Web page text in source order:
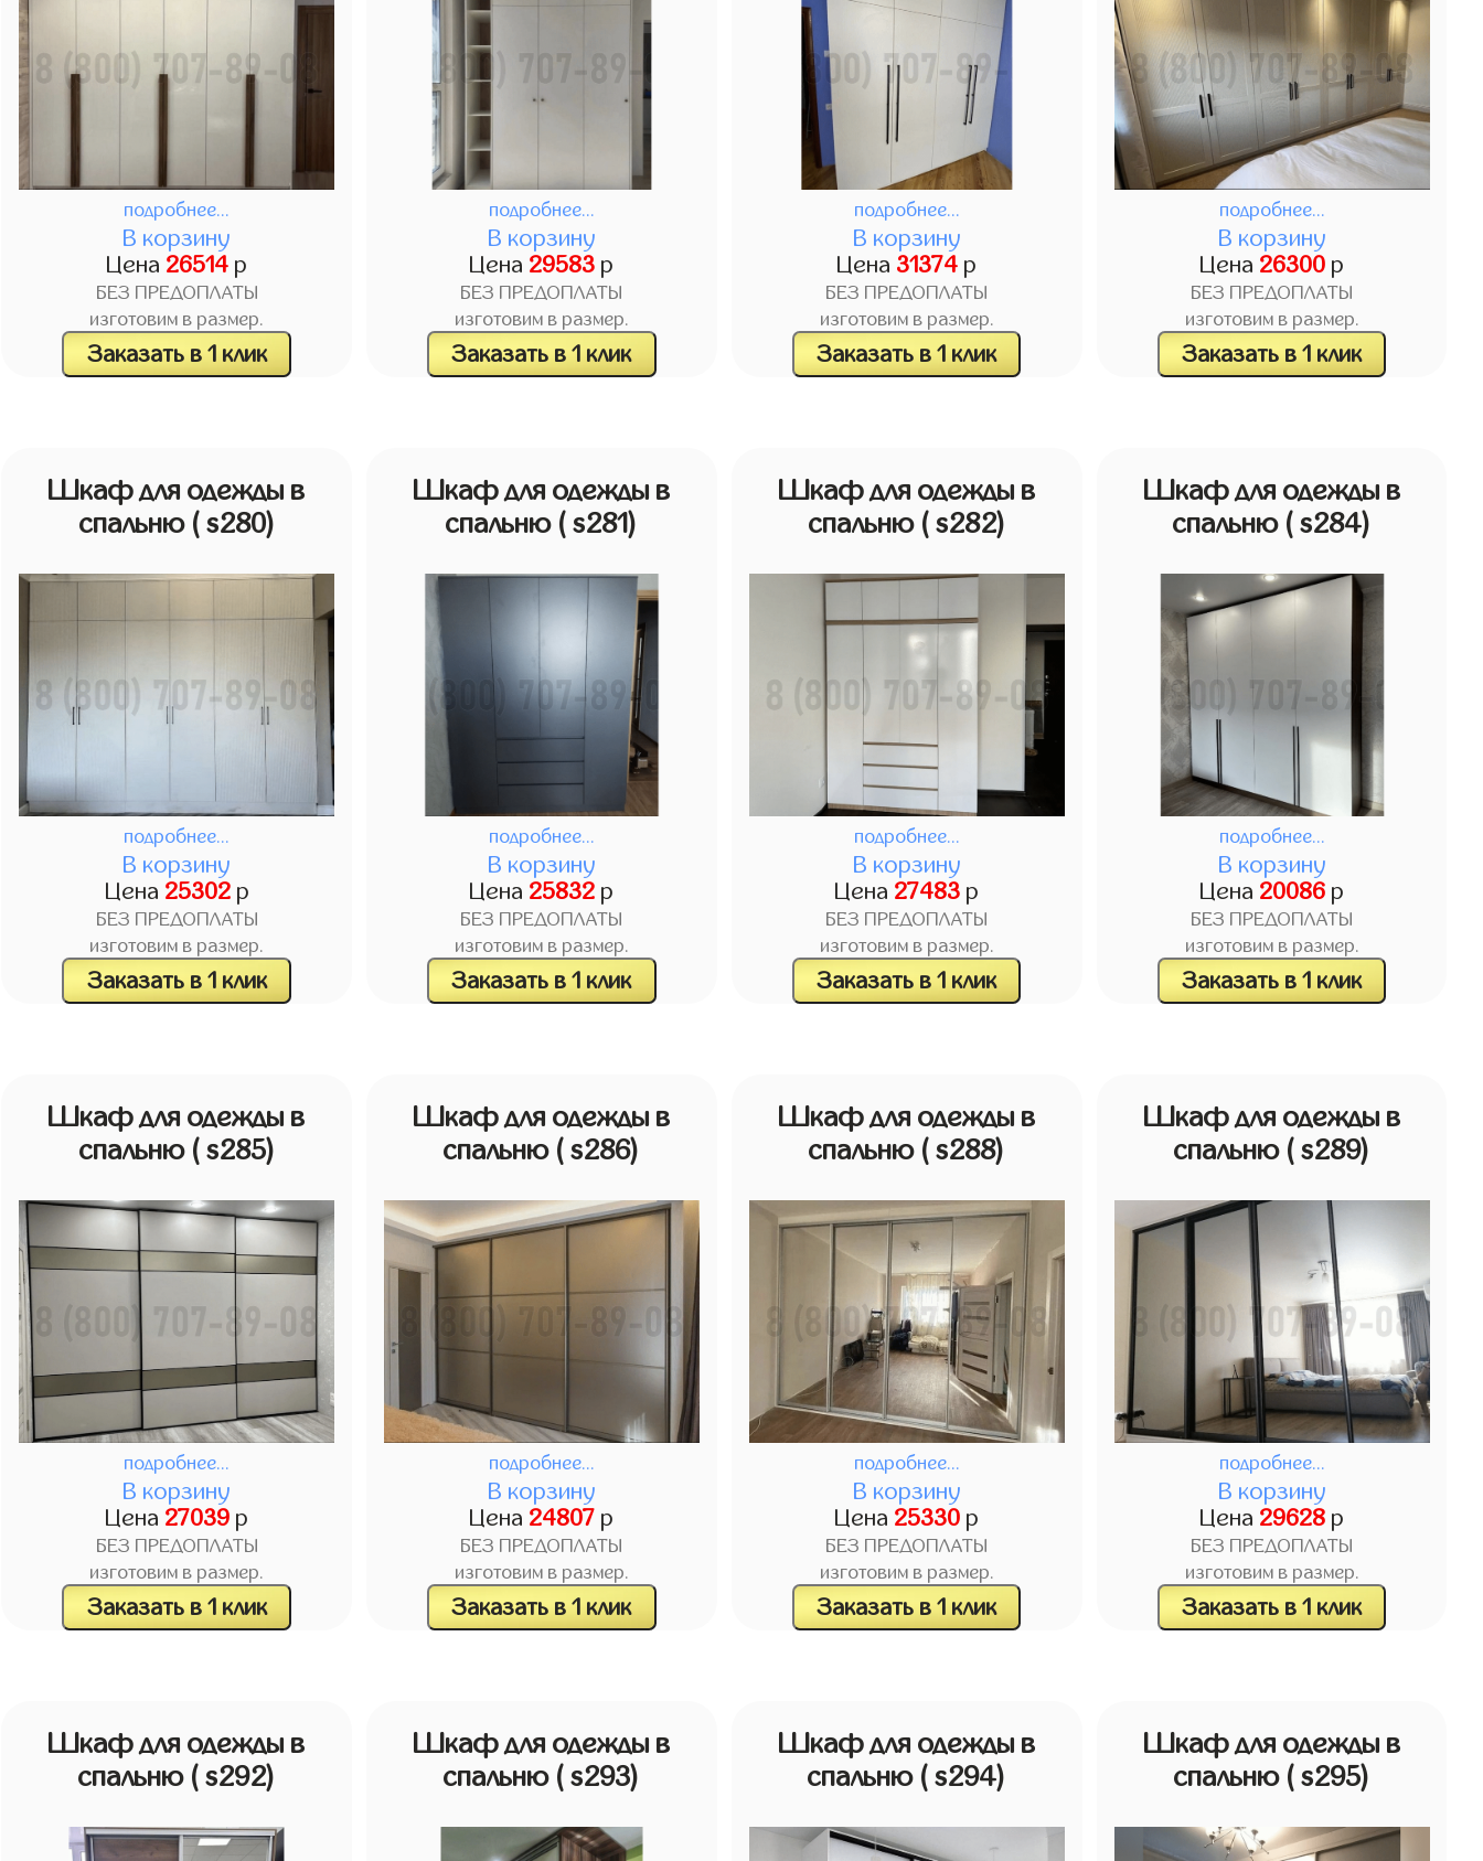
подробнее...
В корзину
Цена 26514 р
БЕЗ ПРЕДОПЛАТЫ
изготовим в размер.
Заказать в 1 клик
подробнее...
В корзину
Цена 29583 р
БЕЗ ПРЕДОПЛАТЫ
изготовим в размер.
Заказать в 1 клик
подробнее...
В корзину
Цена 31374 р
БЕЗ ПРЕДОПЛАТЫ
изготовим в размер.
Заказать в 1 клик
подробнее...
В корзину
Цена 26300 р
БЕЗ ПРЕДОПЛАТЫ
изготовим в размер.
Заказать в 1 клик
Шкаф для одежды в
спальню ( s280)
подробнее...
В корзину
Цена 25302р
БЕЗ ПРЕДОПЛАТЫ
изготовим в размер.
Заказать в 1 клик
Шкаф для одежды в
спальню ( s281)
подробнее...
В корзину
Цена 25832 р
БЕЗ ПРЕДОПЛАТЫ
изготовим в размер.
Заказать в 1 клик
Шкаф для одежды в
спальню ( s282)
подробнее...
В корзину
Цена 27483 р
БЕЗ ПРЕДОПЛАТЫ
изготовим в размер.
Заказать в 1 клик
Шкаф для одежды в
спальню ( s284)
подробнее...
В корзину
Цена 20086 р
БЕЗ ПРЕДОПЛАТЫ
изготовим в размер.
Заказать в 1 клик
Шкаф для одежды в
спальню ( s285)
подробнее...
В корзину
Цена 27039 р
БЕЗ ПРЕДОПЛАТЫ
изготовим в размер.
Заказать в 1 клик
Шкаф для одежды в
спальню ( s286)
подробнее...
В корзину
Цена 24807 р
БЕЗ ПРЕДОПЛАТЫ
изготовим в размер.
Заказать в 1 клик
Шкаф для одежды в
спальню ( s288)
подробнее...
В корзину
Цена 25330 р
БЕЗ ПРЕДОПЛАТЫ
изготовим в размер.
Заказать в 1 клик
Шкаф для одежды в
спальню ( s289)
подробнее...
В корзину
Цена 29628 р
БЕЗ ПРЕДОПЛАТЫ
изготовим в размер.
Заказать в 1 клик
Шкаф для одежды в
спальню ( s292)
Шкаф для одежды в
спальню ( s293)
Шкаф для одежды в
спальню ( s294)
Шкаф для одежды в
спальню ( s295)